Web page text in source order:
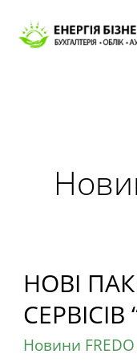
НОВІ
СЕРВІСІВ
Новини FREDO
НОВІ
ПАКЕТИ
ОНЛАЙН-
СЕРВІСІВ